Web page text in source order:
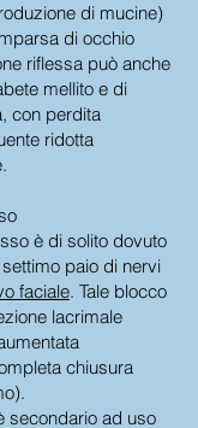
di mucine)
di occhio
riflessa può anche
mellito e di
con perdita
ridotta
è di solito dovuto
paio di nervi
faciale. Tale blocco
lacrimale
chiusura
secondario ad uso